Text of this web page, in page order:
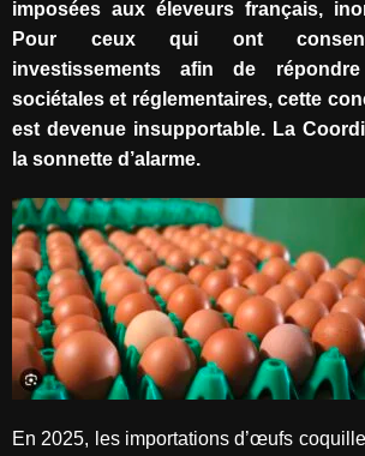
imposées aux éleveurs français,
Pour ceux qui ont consenti
investissements afin de
sociétales et réglementaires, cette
est devenue insupportable. La
la sonnette d’alarme.
En 2025, les importations d’œufs